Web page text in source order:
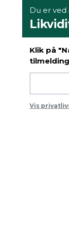
Du er
Klik på
tilmelding
Vis